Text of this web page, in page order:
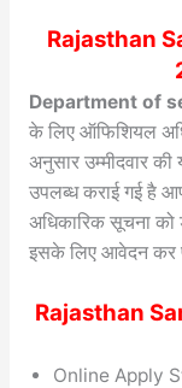
Rajasthan
Department of
के लिए ऑफिशियल
अनुसार उम्मीदवार
उपलब्ध कराई गई है
अधिकारिक सूचना को
इसके लिए आवेदन कर
Rajasthan
Online Apply